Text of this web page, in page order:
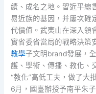
績、成名之地。習近平總
易近族的基因，并屢次確
代價值。武夷山在深入領
實省委省當局的戰略決策
教學子文明brand發展，
護、學術、傳播、教化、
“教化”高低工夫，做了大
6月，國臺辦授予南平朱